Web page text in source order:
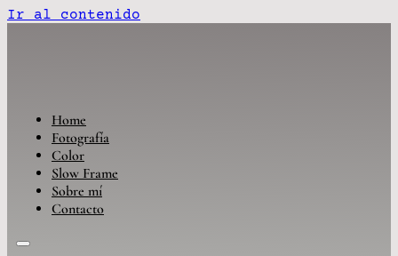
Ir al contenido
Home
Fotografía
Color
Slow Frame
Sobre mí
Contacto